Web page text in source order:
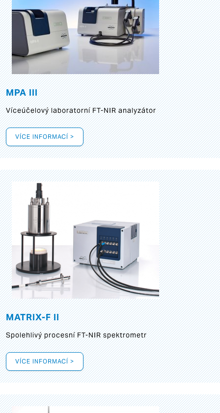
MPA III
Víceúčelový laboratorní FT-NIR analyzátor
VÍCE INFORMACÍ >
MATRIX-F II
Spolehlivý procesní FT-NIR spektrometr
VÍCE INFORMACÍ >